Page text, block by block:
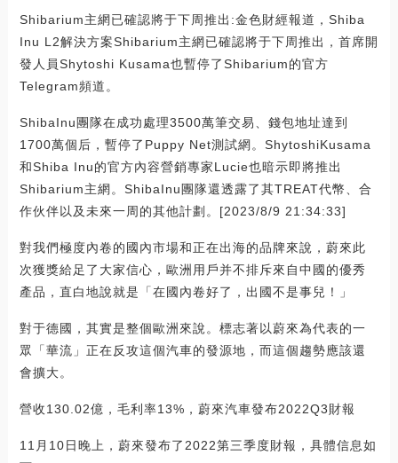
Shibarium主網已確認將于下周推出:金色財經報道，Shiba
Inu L2解決方案Shibarium主網已確認將于下周推出，首席開
發人員Shytoshi Kusama也暫停了Shibarium的官方
Telegram頻道。
ShibaInu團隊在成功處理3500萬筆交易、錢包地址達到
1700萬個后，暫停了Puppy Net測試網。ShytoshiKusama
和Shiba Inu的官方內容營銷專家Lucie也暗示即將推出
Shibarium主網。ShibaInu團隊還透露了其TREAT代幣、合
作伙伴以及未來一周的其他計劃。[2023/8/9 21:34:33]
對我們極度內卷的國內市場和正在出海的品牌來說，蔚來此
次獲獎給足了大家信心，歐洲用戶并不排斥來自中國的優秀
產品，直白地說就是「在國內卷好了，出國不是事兒！」
對于德國，其實是整個歐洲來說。標志著以蔚來為代表的一
眾「華流」正在反攻這個汽車的發源地，而這個趨勢應該還
會擴大。
營收130.02億，毛利率13%，蔚來汽車發布2022Q3財報
11月10日晚上，蔚來發布了2022第三季度財報，具體信息如